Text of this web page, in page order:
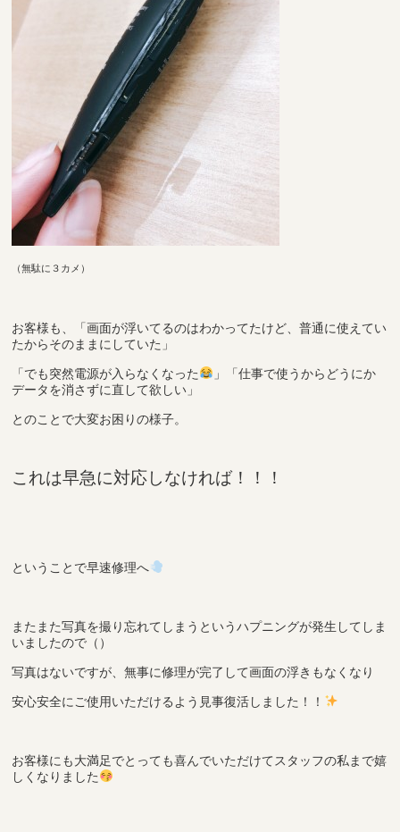
（無駄に３カメ）
お客様も、「画面が浮いてるのはわかってたけど、普通に使えてい
たからそのままにしていた」
「でも突然電源が入らなくなった
」「仕事で使うからどうにか
データを消さずに直して欲しい」
とのことで大変お困りの様子。
これは早急に対応しなければ！！！
ということで早速修理へ
またまた写真を撮り忘れてしまうというハプニングが発生してしま
いましたので（）
写真はないですが、無事に修理が完了して画面の浮きもなくなり
安心安全にご使用いただけるよう見事復活しました！！
お客様にも大満足でとっても喜んでいただけてスタッフの私まで嬉
しくなりました